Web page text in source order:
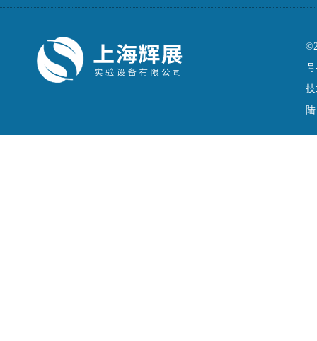
号
陆